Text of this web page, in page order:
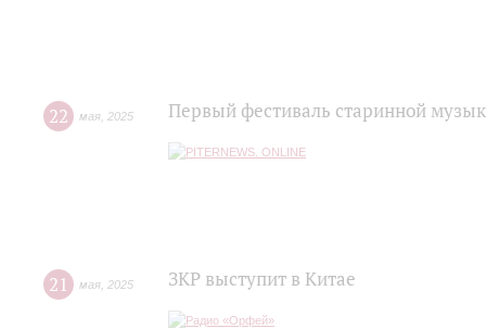
22 мая 2025 Первый фестиваль старинной
21 мая 2025 ЗКР выступит в Китае